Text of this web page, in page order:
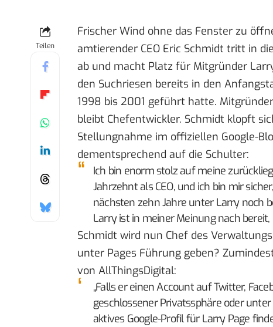
Teilen
Frischer Wind ohne das Fenster zu
amtierender CEO Eric Schmidt tritt in
ab und macht Platz für Mitgründer
den Suchriesen bereits in den
1998 bis 2001 geführt hatte.
bleibt Chefentwickler. Schmidt klopft
Stellungnahme im offiziellen Google-
dementsprechend auf die Schulter:
Ich bin enorm stolz auf meine
Jahrzehnt als CEO, und ich bin mir
nächsten zehn Jahre unter Larry noch
Larry ist in meiner Meinung nach
Schmidt wird nun Chef des
unter Pages Führung geben?
von AllThingsDigital:
„Falls er einen Account auf Twitter,
geschlossener Privatssphäre oder
aktives Google-Profil für Larry Page